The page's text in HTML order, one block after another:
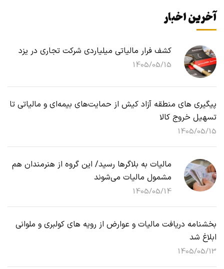
آخرین اخبار
کشف فرار مالیاتی میلیاردی شرکت تجاری در یزد
1405/05/15
پیگیری های منطقه آزاد کیش از حمایت‌های بیمه‌ای و مالیاتی تا
تسهیل خروج کالا
1405/05/15
مالیات به بلاگرها رسید/ این گروه از هنرمندان هم
مشمول مالیات می‌شوند
1405/05/14
بخشنامه دریافت مالیات و عوارض از رویه های کولبری و ملوانی
ابلاغ شد
1405/05/13